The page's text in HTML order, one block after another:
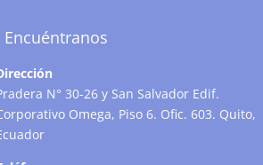
Encuéntranos
N° 30-26 y San Salvador Edif.
Omega, Piso 6. Ofic. 603. Quito,